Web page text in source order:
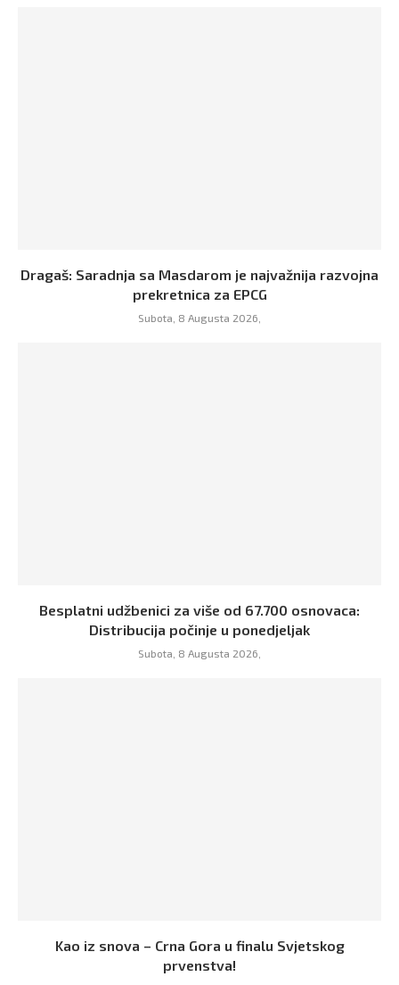
Dragaš: Saradnja sa Masdarom je najvažnija razvojna
prekretnica za EPCG
Subota, 8 Augusta 2026,
Besplatni udžbenici za više od 67.700 osnovaca:
Distribucija počinje u ponedjeljak
Subota, 8 Augusta 2026,
Kao iz snova – Crna Gora u finalu Svjetskog
prvenstva!